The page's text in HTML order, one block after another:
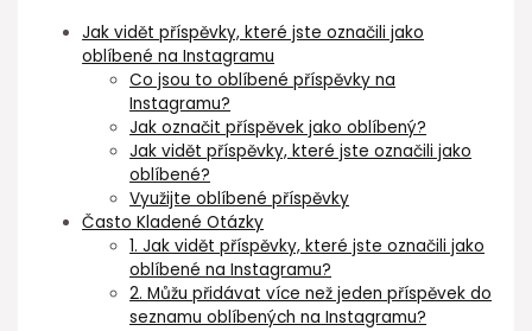
Jak vidět příspěvky, které jste označili jako
oblíbené na Instagramu
Co jsou to oblíbené příspěvky na
Instagramu?
Jak označit příspěvek jako oblíbený?
Jak vidět příspěvky, které jste označili jako
oblíbené?
Využijte oblíbené příspěvky
Často Kladené Otázky
1. Jak vidět příspěvky, které jste označili jako
oblíbené na Instagramu?
2. Můžu přidávat více než jeden příspěvek do
seznamu oblíbených na Instagramu?